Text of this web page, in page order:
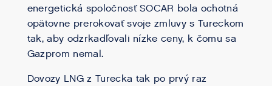
energetická spoločnosť SOCAR bola ochotná
opätovne prerokovať svoje zmluvy s Tureckom
tak, aby odzrkadľovali nízke ceny, k čomu sa
Gazprom nemal.
Dovozy LNG z Turecka tak po prvý raz